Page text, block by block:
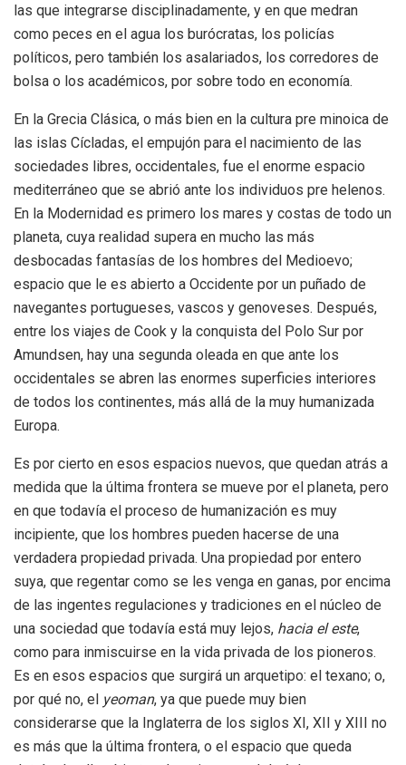
las que integrarse disciplinadamente, y en que medran
como peces en el agua los burócratas, los policías
políticos, pero también los asalariados, los corredores de
bolsa o los académicos, por sobre todo en economía.
En la Grecia Clásica, o más bien en la cultura pre minoica de
las islas Cícladas, el empujón para el nacimiento de las
sociedades libres, occidentales, fue el enorme espacio
mediterráneo que se abrió ante los individuos pre helenos.
En la Modernidad es primero los mares y costas de todo un
planeta, cuya realidad supera en mucho las más
desbocadas fantasías de los hombres del Medioevo;
espacio que le es abierto a Occidente por un puñado de
navegantes portugueses, vascos y genoveses. Después,
entre los viajes de Cook y la conquista del Polo Sur por
Amundsen, hay una segunda oleada en que ante los
occidentales se abren las enormes superficies interiores
de todos los continentes, más allá de la muy humanizada
Europa.
Es por cierto en esos espacios nuevos, que quedan atrás a
medida que la última frontera se mueve por el planeta, pero
en que todavía el proceso de humanización es muy
incipiente, que los hombres pueden hacerse de una
verdadera propiedad privada. Una propiedad por entero
suya, que regentar como se les venga en ganas, por encima
de las ingentes regulaciones y tradiciones en el núcleo de
una sociedad que todavía está muy lejos, hacia el este,
como para inmiscuirse en la vida privada de los pioneros.
Es en esos espacios que surgirá un arquetipo: el texano; o,
por qué no, el yeoman, ya que puede muy bien
considerarse que la Inglaterra de los siglos XI, XII y XIII no
es más que la última frontera, o el espacio que queda